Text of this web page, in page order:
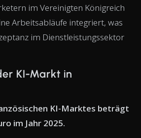
im Vereinigten Königreich
Arbeitsabläufe integriert, was
im Dienstleistungssektor
KI-Markt in
KI-Marktes beträgt
im Jahr 2025.